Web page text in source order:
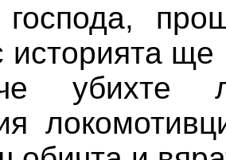
историята ще
убихте